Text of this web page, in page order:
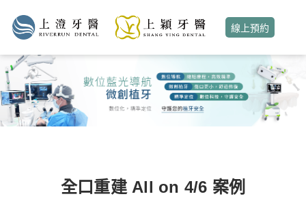
線上預約
全口重建 All on 4/6 案例